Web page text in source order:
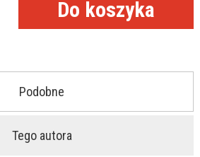
Podobne
Tego autora